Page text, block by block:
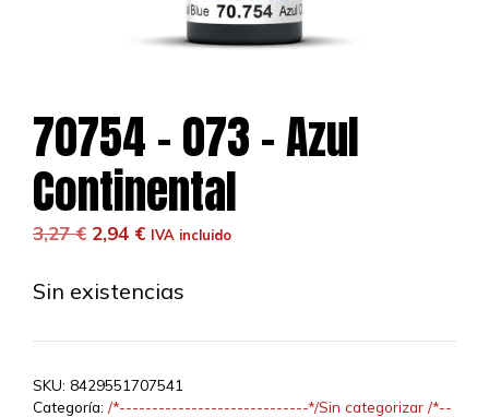
70754 – 073 – Azul
Continental
3,27€ El
original
3,27 €.
2,94 €El
actual
2,94 €.
IVA incluido
Sin existencias
SKU: 8429551707541
Categoría: /*-----------------------------*/Sin categorizar /*--